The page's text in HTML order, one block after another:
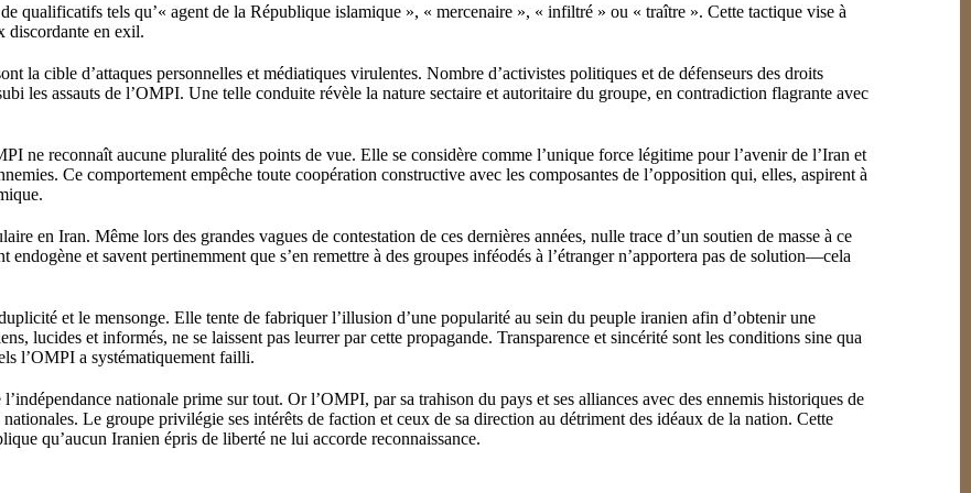
qualificatifs tels qu’« agent de la République islamique », « mercenaire », « infiltré » ou « traître ». Cette tactique vise à
discordante en exil.
la cible d’attaques personnelles et médiatiques virulentes. Nombre d’activistes politiques et de défenseurs des droits
les assauts de l’OMPI. Une telle conduite révèle la nature sectaire et autoritaire du groupe, en contradiction flagrante avec
ne reconnaît aucune pluralité des points de vue. Elle se considère comme l’unique force légitime pour l’avenir de l’Iran et
Ce comportement empêche toute coopération constructive avec les composantes de l’opposition qui, elles, aspirent à
en Iran. Même lors des grandes vagues de contestation de ces dernières années, nulle trace d’un soutien de masse à ce
endogène et savent pertinemment que s’en remettre à des groupes inféodés à l’étranger n’apportera pas de solution—cela
et le mensonge. Elle tente de fabriquer l’illusion d’une popularité au sein du peuple iranien afin d’obtenir une
lucides et informés, ne se laissent pas leurrer par cette propagande. Transparence et sincérité sont les conditions sine qua
l’OMPI a systématiquement failli.
nationale prime sur tout. Or l’OMPI, par sa trahison du pays et ses alliances avec des ennemis historiques de
Le groupe privilégie ses intérêts de faction et ceux de sa direction au détriment des idéaux de la nation. Cette
qu’aucun Iranien épris de liberté ne lui accorde reconnaissance.